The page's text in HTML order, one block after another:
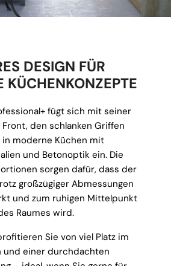
DESIGN FÜR
KÜCHENKONZEPTE
fügt sich mit seiner
den schlanken Griffen
moderne Küchen mit
und Betonoptik ein. Die
sorgen dafür, dass der
großzügiger Abmessungen
und zum ruhigen Mittelpunkt
Raumes wird.
Sie von viel Platz im
und einer durchdachten